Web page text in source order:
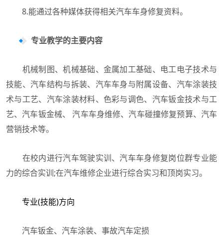
8.能通过各种媒体获得相关汽车车身修复资料。
专业教学的主要内容
机械制图、机械基础、金属加工基础、电工电子技术与
技能、汽车结构与拆装、汽车车身与附属设备、汽车涂装技
术与工艺、汽车涂装材料、色彩与调色、汽车钣金技术与工
艺、汽车钣金械、 汽车车身维修、汽车碰撞修复预算、汽车
营销技术等。
在校内进行汽车驾驶实训、汽车车身修复岗位群专业能
力的综合实训;在汽车维修企业进行综合实习和顶岗实习。
专业(技能)方向
汽车钣金、汽车涂装、事故汽车定损